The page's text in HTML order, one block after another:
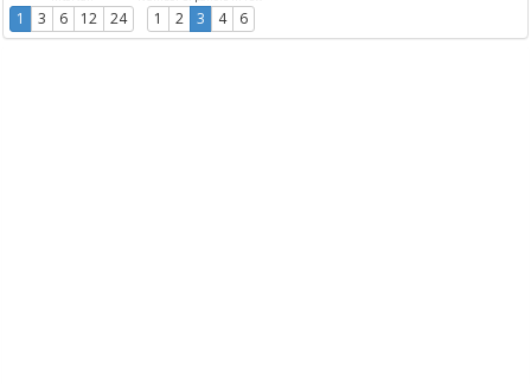
1 3 6 12 24 1 2 3 4 6